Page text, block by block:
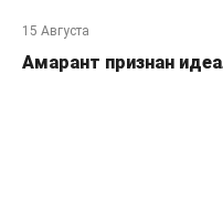
15 Августа
Амарант признан